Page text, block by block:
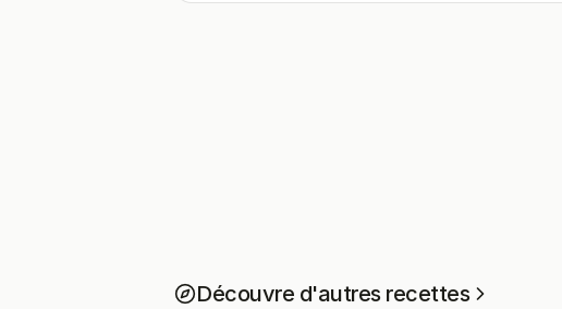
Découvre d'autres recettes